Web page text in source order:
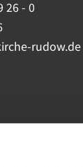
26 - 0
rudow.de